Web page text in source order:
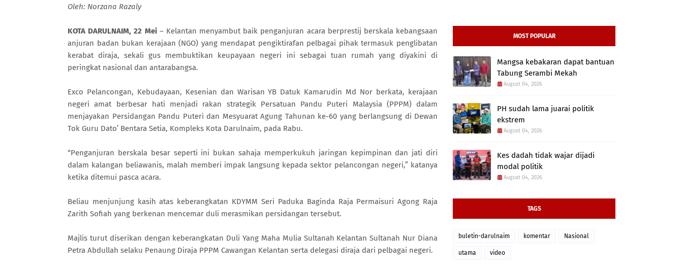
Oleh: Norzana Razaly
KOTA DARULNAIM, 22 Mei– Kelantan menyambut baik penganjuran acara berprestij berskala kebangsaan
anjuran badan bukan kerajaan (NGO) yang mendapat pengiktirafan pelbagai pihak termasuk penglibatan
kerabat diraja, sekali gus membuktikan keupayaan negeri ini sebagai tuan rumah yang diyakini di
peringkat nasional dan antarabangsa.
Exco Pelancongan, Kebudayaan, Kesenian dan Warisan YB Datuk Kamarudin Md Nor berkata, kerajaan
negeri amat berbesar hati menjadi rakan strategik Persatuan Pandu Puteri Malaysia (PPPM) dalam
menjayakan Persidangan Pandu Puteri dan Mesyuarat Agung Tahunan ke-60 yang berlangsung di Dewan
Tok Guru Dato’ Bentara Setia, Kompleks Kota Darulnaim, pada Rabu.
“Penganjuran berskala besar seperti ini bukan sahaja memperkukuh jaringan kepimpinan dan jati diri
dalam kalangan beliawanis, malah memberi impak langsung kepada sektor pelancongan negeri,” katanya
ketika ditemui pasca acara.
Beliau menjunjung kasih atas keberangkatan KDYMM Seri Paduka Baginda Raja Permaisuri Agong Raja
Zarith Sofiah yang berkenan mencemar duli merasmikan persidangan tersebut.
Majlis turut diserikan dengan keberangkatan Duli Yang Maha Mulia Sultanah Kelantan Sultanah Nur Diana
Petra Abdullah selaku Penaung Diraja PPPM Cawangan Kelantan serta delegasi diraja dari pelbagai negeri.
MOST POPULAR
Mangsa kebakaran dapat bantuan
Tabung Serambi Mekah
August 04, 2026
PH sudah lama juarai politik
ekstrem
August 04, 2026
Kes dadah tidak wajar dijadi
modal politik
August 04, 2026
TAGS
buletin-darulnaim komentar Nasional
utama video